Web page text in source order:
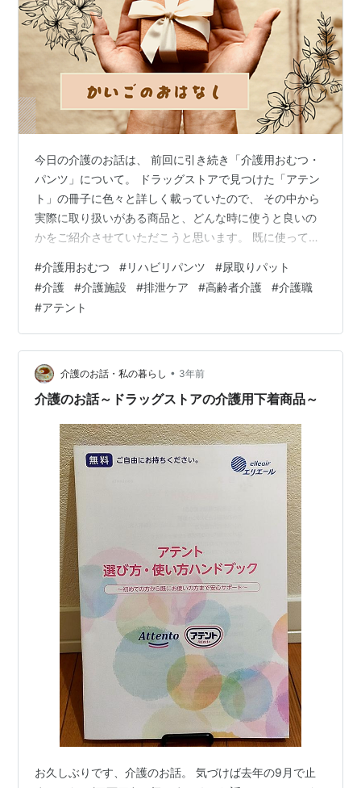
今日の介護のお話は、 前回に引き続き「介護用おむつ・
パンツ」について。 ドラッグストアで見つけた「アテン
ト」の冊子に色々と詳しく載っていたので、 その中から
実際に取り扱いがある商品と、どんな時に使うと良いの
かをご紹介させていただこうと思います。 既に使ってい
ませんが、 これから使う予定がある方にもわかりやすい
ようにお伝えできればと思っているので、 よかったら参
考にされてくださいね。 【目次】 介護用下着の種類は?
おむつ リハビリパンツ 尿取りパット まとめと私の感想
介護用下着の種類は? まず介護用下着の種類について見て
みると、大きく分けて3…
#介護用おむつ #リハビリパンツ #尿取りパット
#介護 #介護施設 #排泄ケア #高齢者介護 #介護職
#アテント
介護のお話・私の暮らし • 3年前
介護のお話～ドラッグストアの介護用下着商品～
お久しぶりです、介護のお話。 気づけば去年の9月で止